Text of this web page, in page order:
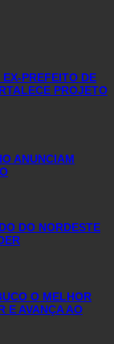
PREFEITO DE
PROJETO
ANUNCIAM
DO NORDESTE
O MELHOR
E AVANÇA AO